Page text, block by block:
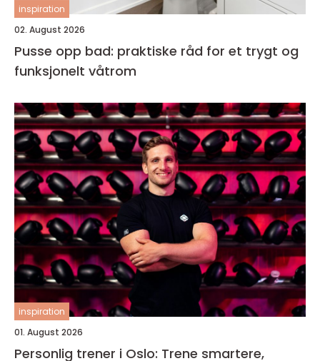
inspiration
02. August 2026
Pusse opp bad: praktiske råd for et trygt og
funksjonelt våtrom
inspiration
01. August 2026
Personlig trener i Oslo: Trene smartere,